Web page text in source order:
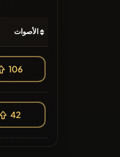
الأصوات
106
42